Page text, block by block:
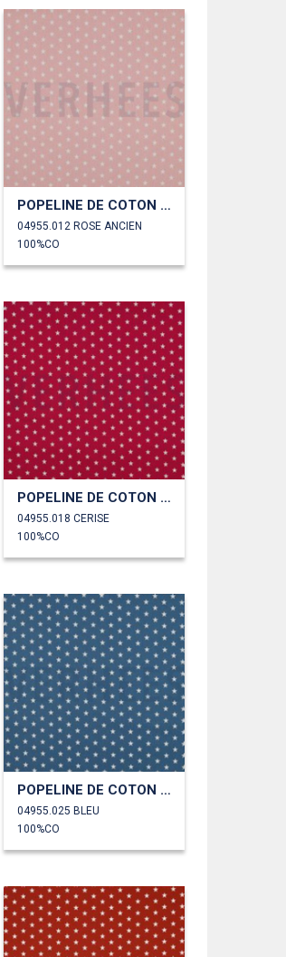
POPELINE DE COTON PETITES ÉTOILES
04955.012 ROSE ANCIEN
100%CO
POPELINE DE COTON PETITES ÉTOILES
04955.018 CERISE
100%CO
POPELINE DE COTON PETITES ÉTOILES
04955.025 BLEU
100%CO